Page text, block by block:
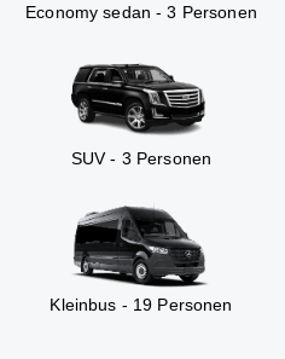
Economy sedan - 3 Personen
SUV - 3 Personen
Kleinbus - 19 Personen